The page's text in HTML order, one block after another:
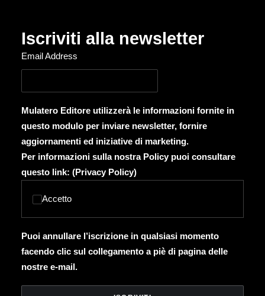
Iscriviti alla newsletter
Email Address
Mulatero Editore utilizzerà le informazioni fornite in
questo modulo per inviare newsletter, fornire
aggiornamenti ed iniziative di marketing.
Per informazioni sulla nostra Policy puoi consultare
questo link: (Privacy Policy)
Accetto
Puoi annullare l’iscrizione in qualsiasi momento
facendo clic sul collegamento a piè di pagina delle
nostre e-mail.